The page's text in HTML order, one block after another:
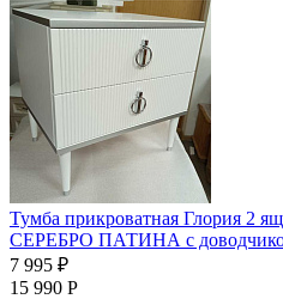
Тумба прикроватная Глория
СЕРЕБРО ПАТИНА с
7 995 ₽
15 990 Р